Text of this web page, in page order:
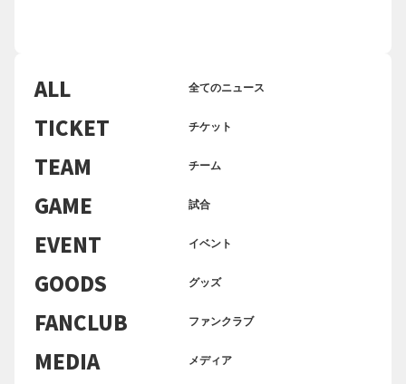
ALL 全てのニュース
TICKET チケット
TEAM チーム
GAME 試合
EVENT イベント
GOODS グッズ
FANCLUB ファンクラブ
MEDIA メディア